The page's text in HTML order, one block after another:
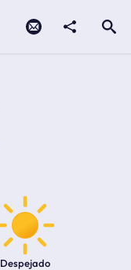
Despejado